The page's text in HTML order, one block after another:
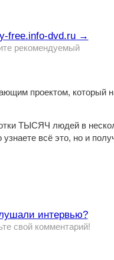
free.info-dvd.ru →
рекомендуемый
проектом, который
ТЫСЯЧ людей в
всё это, но и
интервью?
свой комментарий!